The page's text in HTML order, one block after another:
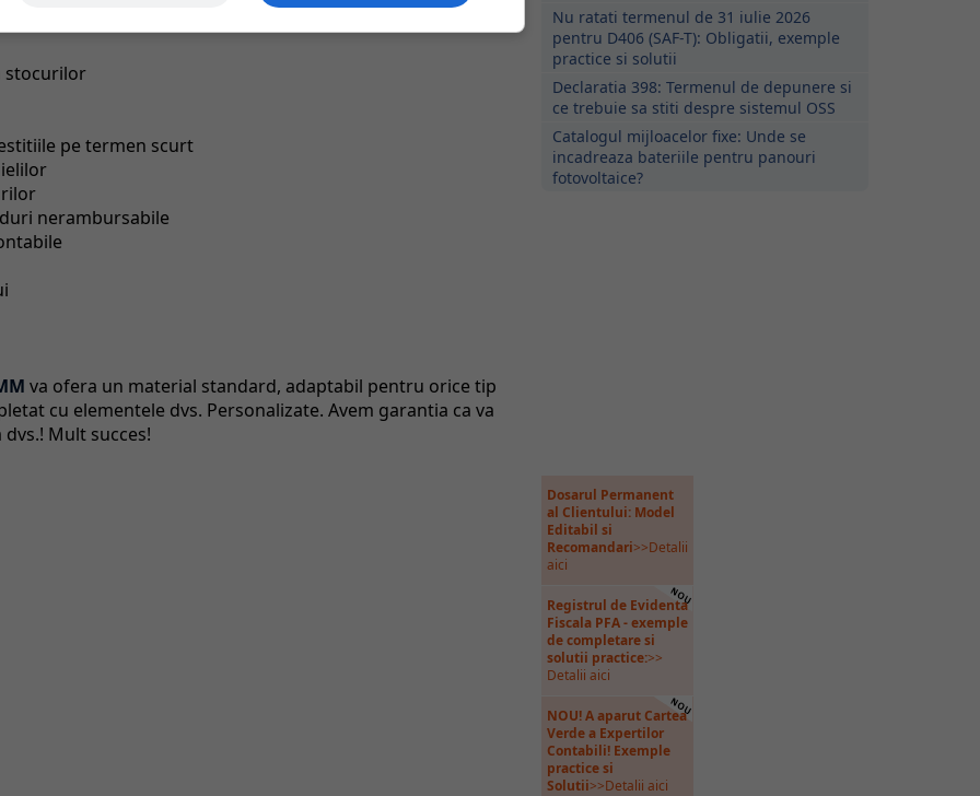
stocurilor
pe termen scurt
nerambursabile
va ofera un material standard, adaptabil pentru orice tip
cu elementele dvs. Personalizate. Avem garantia ca va
Mult succes!
Nu ratati termenul de 31 iulie 2026
pentru D406 (SAF-T): Obligatii, exemple
practice si solutii
Declaratia 398: Termenul de depunere si
ce trebuie sa stiti despre sistemul OSS
Catalogul mijloacelor fixe: Unde se
incadreaza bateriile pentru panouri
fotovoltaice?
Dosarul Permanent
al Clientului: Model
Editabil si
Recomandari>>Detalii
aici
Registrul de Evidenta
Fiscala PFA - exemple
de completare si
solutii practice:>>
Detalii aici
NOU! A aparut Cartea
Verde a Expertilor
Contabili! Exemple
practice si
Solutii>>Detalii aici